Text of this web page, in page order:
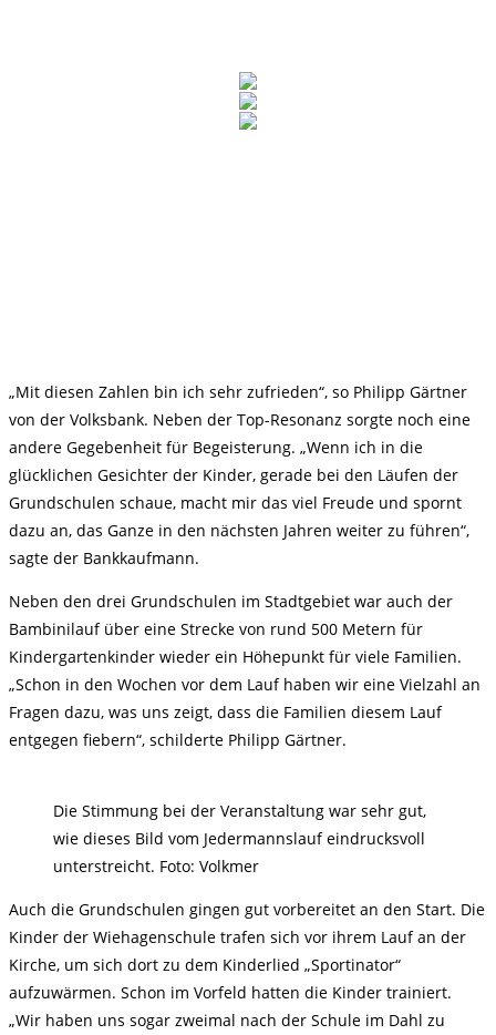
„Mit diesen Zahlen bin ich sehr zufrieden“, so Philipp Gärtner
von der Volksbank. Neben der Top-Resonanz sorgte noch eine
andere Gegebenheit für Begeisterung. „Wenn ich in die
glücklichen Gesichter der Kinder, gerade bei den Läufen der
Grundschulen schaue, macht mir das viel Freude und spornt
dazu an, das Ganze in den nächsten Jahren weiter zu führen“,
sagte der Bankkaufmann.
Neben den drei Grundschulen im Stadtgebiet war auch der
Bambinilauf über eine Strecke von rund 500 Metern für
Kindergartenkinder wieder ein Höhepunkt für viele Familien.
„Schon in den Wochen vor dem Lauf haben wir eine Vielzahl an
Fragen dazu, was uns zeigt, dass die Familien diesem Lauf
entgegen fiebern“, schilderte Philipp Gärtner.
Die Stimmung bei der Veranstaltung war sehr gut,
wie dieses Bild vom Jedermannslauf eindrucksvoll
unterstreicht. Foto: Volkmer
Auch die Grundschulen gingen gut vorbereitet an den Start. Die
Kinder der Wiehagenschule trafen sich vor ihrem Lauf an der
Kirche, um sich dort zu dem Kinderlied „Sportinator“
aufzuwärmen. Schon im Vorfeld hatten die Kinder trainiert.
„Wir haben uns sogar zweimal nach der Schule im Dahl zu